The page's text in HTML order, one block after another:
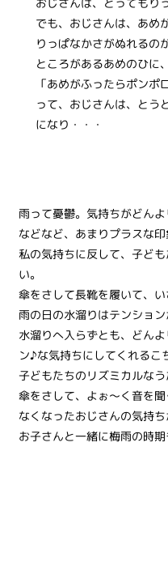
でも、おじさんは、あめ
りっぱなかさがぬれるの
ところがあるあめのひに
「あめがふったらポン
って、おじさんは、とう
になり・・・
雨って憂鬱。気持ちがどんよ
などなど、あまりプラスな
私の気持ちに反して、子ど
い。
傘をさして長靴を履いて、い
雨の日の水溜りはテンショ
水溜りへ入らずとも、どん
ン♪な気持ちにしてくれるこ
子どもたちのリズミカルなう
傘をさして、よぉ〜く音を
なくなったおじさんの気持ち
お子さんと一緒に梅雨の時